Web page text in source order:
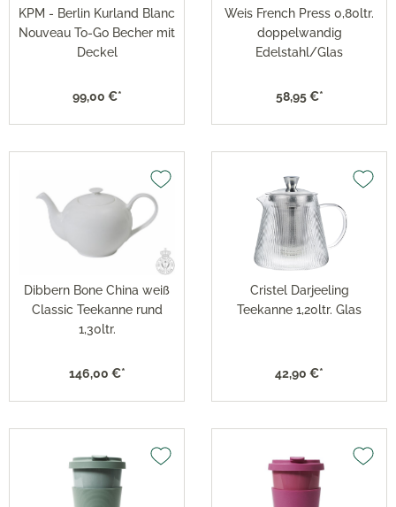
KPM - Berlin Kurland Blanc
Nouveau To-Go Becher mit
Deckel
99,00 €*
Weis French Press 0,80ltr.
doppelwandig
Edelstahl/Glas
58,95 €*
Dibbern Bone China weiß
Classic Teekanne rund
1,30ltr.
146,00 €*
Cristel Darjeeling
Teekanne 1,20ltr. Glas
42,90 €*